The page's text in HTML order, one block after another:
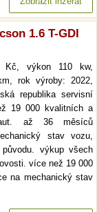
1.6 T-GDI
Kč, výkon 110 kw,
rok výroby: 2022,
republika servisní
19 000 kvalitních a
aut. až 36 měsíců
stav vozu,
výkup všech
více než 19 000
na mechanický stav